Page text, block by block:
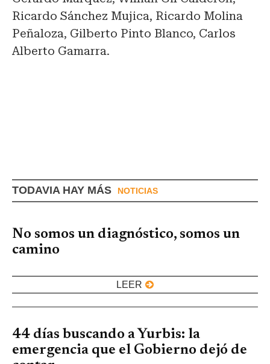
Ricardo Sánchez Mujica, Ricardo Molina
Peñaloza, Gilberto Pinto Blanco, Carlos
Alberto Gamarra.
TODAVIA HAY MÁS NOTICIAS
No somos un diagnóstico, somos un
camino
LEER
44 días buscando a Yurbis: la
emergencia que el Gobierno dejó de